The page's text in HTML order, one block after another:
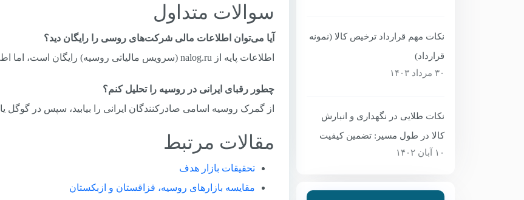
نکات مهم قرارداد ترخیص کالا (نمونه
قرارداد)
۳۰ مرداد ۱۴۰۳
نکات طلایی در نگهداری و انبارش
کالا در طول مسیر: تضمین کیفیت
۱۰ آبان ۱۴۰۲
سوالات متداول
آیا می‌توان اطلاعات مالی شرکت‌های روسی را رایگان دید؟
اطلاعات پایه از nalog.ru (سرویس مالیاتی روسیه) رایگان است، اما اطلاعات دقیق نیاز به SPARK دارد.
چطور رقبای ایرانی در روسیه را تحلیل کنم؟
از گمرک روسیه اسامی صادرکنندگان ایرانی را بیابید، سپس در گوگل یا Yandex جستجو کنید.
مقالات مرتبط
تحقیقات بازار هدف
مقایسه بازارهای روسیه، قزاقستان و ازبکستان